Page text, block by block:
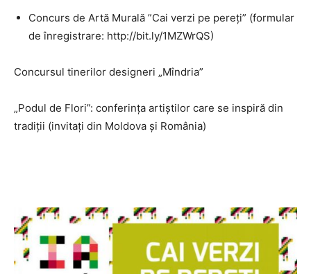
Concurs de Artă Murală ”Cai verzi pe pereți” (formular
de înregistrare: http://bit.ly/1MZWrQS)
Concursul tinerilor designeri „Mîndria”
„Podul de Flori”: conferința artiștilor care se inspiră din
tradiții (invitați din Moldova și România)